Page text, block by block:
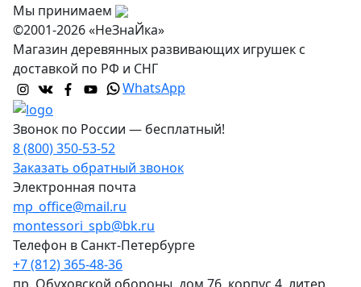
Мы принимаем
©2001-2026 «НеЗнаЙка»
Магазин деревянных развивающих игрушек с
доставкой по РФ и СНГ
WhatsApp
Звонок по России — бесплатный!
8 (800) 350-53-52
Заказать обратный звонок
Электронная почта
mp_office@mail.ru
montessori_spb@bk.ru
Телефон в Санкт-Петербурге
+7 (812) 365-48-36